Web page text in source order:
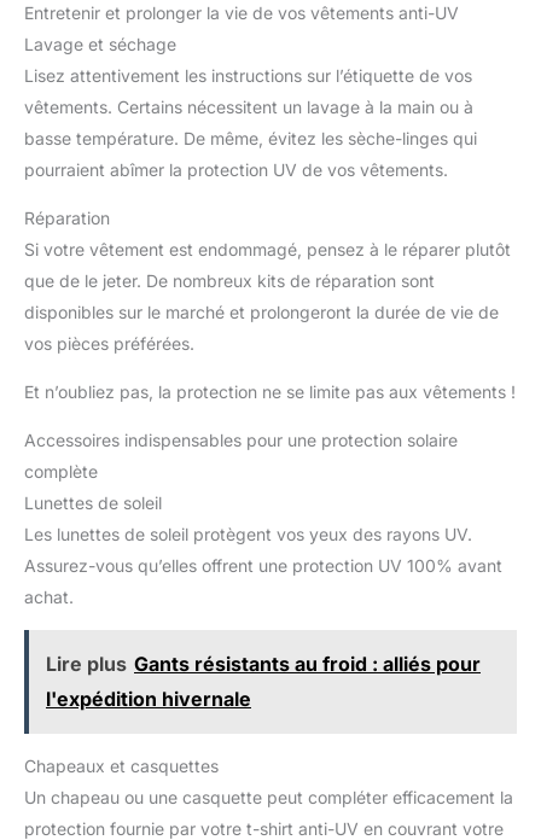
Entretenir et prolonger la vie de vos vêtements anti-UV
Lavage et séchage
Lisez attentivement les instructions sur l’étiquette de vos
vêtements. Certains nécessitent un lavage à la main ou à
basse température. De même, évitez les sèche-linges qui
pourraient abîmer la protection UV de vos vêtements.
Réparation
Si votre vêtement est endommagé, pensez à le réparer plutôt
que de le jeter. De nombreux kits de réparation sont
disponibles sur le marché et prolongeront la durée de vie de
vos pièces préférées.
Et n’oubliez pas, la protection ne se limite pas aux vêtements !
Accessoires indispensables pour une protection solaire
complète
Lunettes de soleil
Les lunettes de soleil protègent vos yeux des rayons UV.
Assurez-vous qu’elles offrent une protection UV 100% avant
achat.
Lire plus Gants résistants au froid : alliés pour
l'expédition hivernale
Chapeaux et casquettes
Un chapeau ou une casquette peut compléter efficacement la
protection fournie par votre t-shirt anti-UV en couvrant votre